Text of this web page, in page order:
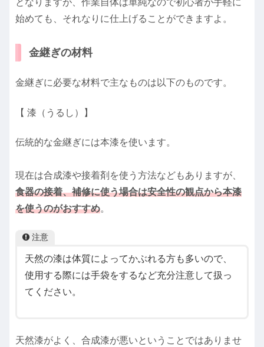
始めても、それなりに仕上げることができますよ。
金継ぎの材料
金継ぎに必要な材料で主なものは以下のものです。
【 漆（うるし）】
伝統的な金継ぎには本漆を使います。
現在は合成漆や接着剤を使う方法などもありますが、
食器の接着、補修に使う場合は安全性の観点から本漆
を使うのがおすすめ。
注意
天然の漆は体質によってかぶれる方も多いので、
使用する際には手袋をするなど充分注意して扱っ
てください。
天然漆がよく、合成漆が悪いということではありませ